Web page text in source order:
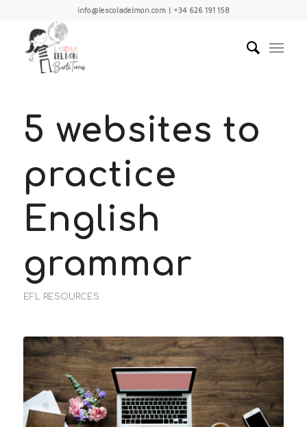
info@lescoladelmon.com | +34 626 191 158
5 websites to
practice
English
grammar
EFL RESOURCES